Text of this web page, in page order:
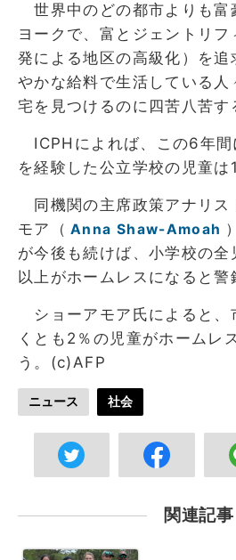
世界中のどの都市よりも富
ヨークで、富とジェントリフ
発による地区の高級化）を追
やかな給料で生活している人
宅を見つけるのに四苦八苦す
ICPHによれば、この6年間
を経験した公立学校の児童は
同機関の主席政策アナリス
モア（ Anna Shaw-Amoah
が今後も続けば、小学校の全
以上がホームレスになると警
ショーアモア氏によると、
くとも2％の児童がホームレ
う。(c)AFP
ニュース 社会
関連記事